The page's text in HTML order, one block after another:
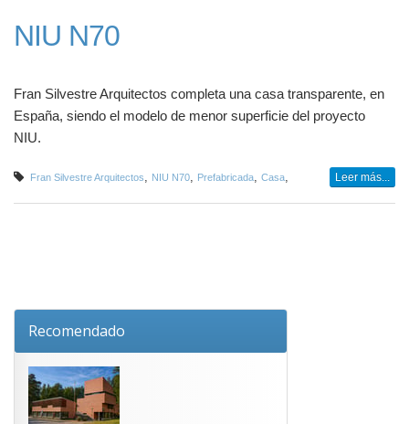
NIU N70
Fran Silvestre Arquitectos completa una casa transparente, en
España, siendo el modelo de menor superficie del proyecto
NIU.
Fran Silvestre Arquitectos, NIU N70, Prefabricada, Casa, Leer más...
Recomendado